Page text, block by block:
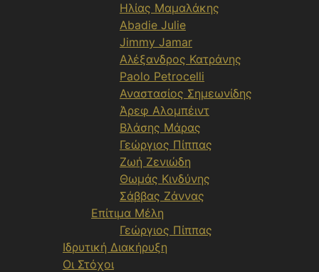
Ηλίας Μαμαλάκης
Abadie Julie
Jimmy Jamar
Αλέξανδρος Κατράνης
Paolo Petrocelli
Αναστασίος Σημεωνίδης
Άρεφ Αλομπέιντ
Βλάσης Μάρας
Γεώργιος Πίππας
Ζωή Ζενιώδη
Θωμάς Κινδύνης
Σάββας Ζάννας
Επίτιμα Μέλη
Γεώργιος Πίππας
Ιδρυτική Διακήρυξη
Οι Στόχοι